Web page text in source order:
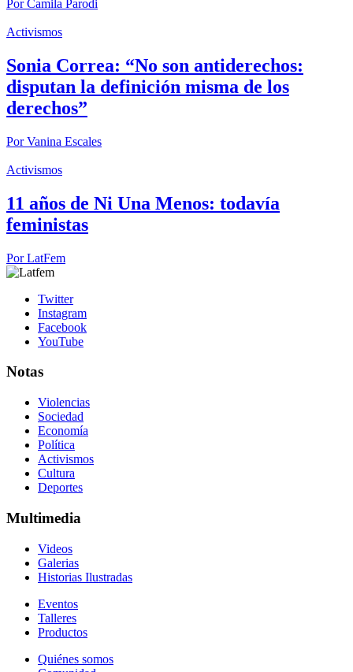
PorCamila Parodi
Activismos
Sonia Correa: “No son antiderechos:
disputan la definición misma de los
derechos”
PorVanina Escales
Activismos
11 años de Ni Una Menos: todavía
feministas
PorLatFem
Twitter
Instagram
Facebook
YouTube
Notas
Violencias
Sociedad
Economía
Política
Activismos
Cultura
Deportes
Multimedia
Videos
Galerias
Historias Ilustradas
Eventos
Talleres
Productos
Quiénes somos